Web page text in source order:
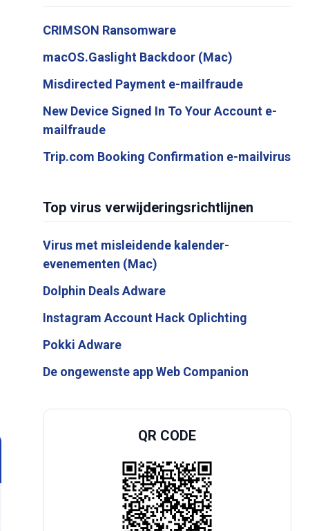
CRIMSON Ransomware
macOS.Gaslight Backdoor (Mac)
Misdirected Payment e-mailfraude
New Device Signed In To Your Account e-
mailfraude
Trip.com Booking Confirmation e-mailvirus
Top virus verwijderingsrichtlijnen
Virus met misleidende kalender-
evenementen (Mac)
Dolphin Deals Adware
Instagram Account Hack Oplichting
Pokki Adware
De ongewenste app Web Companion
QR CODE